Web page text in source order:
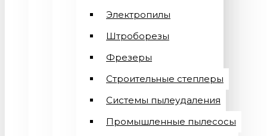
Электропилы
Штроборезы
Фрезеры
Строительные степлеры
Системы пылеудаления
Промышленные пылесосы